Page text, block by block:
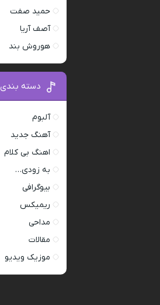
حمید صفت
آصف آریا
هوروش بند
دسته بندی
آلبوم
آهنگ جدید
اهنگ بی کلام
به زودی…
بیوگرافی
ریمیکس
مداحی
مقالات
موزیک ویدیو